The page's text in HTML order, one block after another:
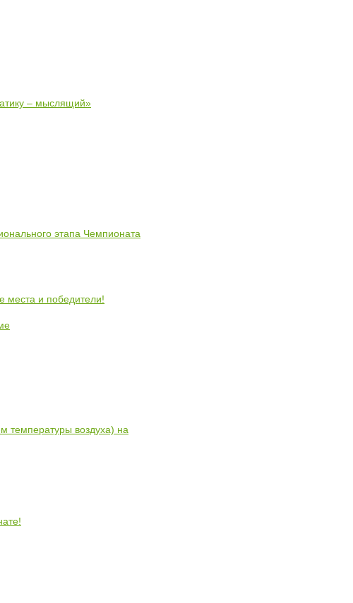
– мыслящий»
этапа Чемпионата
места и победители!
температуры воздуха) на